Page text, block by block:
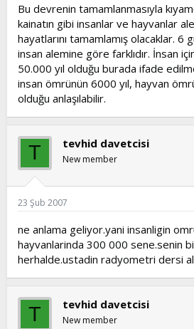
Bu devrenin tamamlanmasıyla
kainatın gibi insanlar ve hayvanlar
hayatlarını tamamlamış olacaklar. 6
insan alemine göre farklıdır. İnsan
50.000 yıl olduğu burada ifade
insan ömrünün 6000 yıl, hayvan
olduğu anlaşılabilir.
T tevhid davetcisi
New member
23 Şub 2007
ne anlama geliyor.yani insanligin
hayvanlarinda 300 000 sene.senin
herhalde.ustadin radyometri dersi
T tevhid davetcisi
New member